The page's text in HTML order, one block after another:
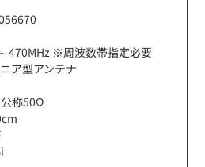
470MHz ※周波数帯指定必要
ア型アンテナ
公称50Ω